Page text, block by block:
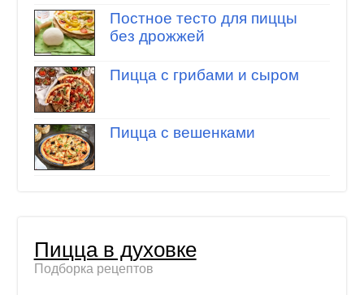
Постное тесто для пиццы
без дрожжей
Пицца с грибами и сыром
Пицца с вешенками
Пицца в духовке
Подборка рецептов